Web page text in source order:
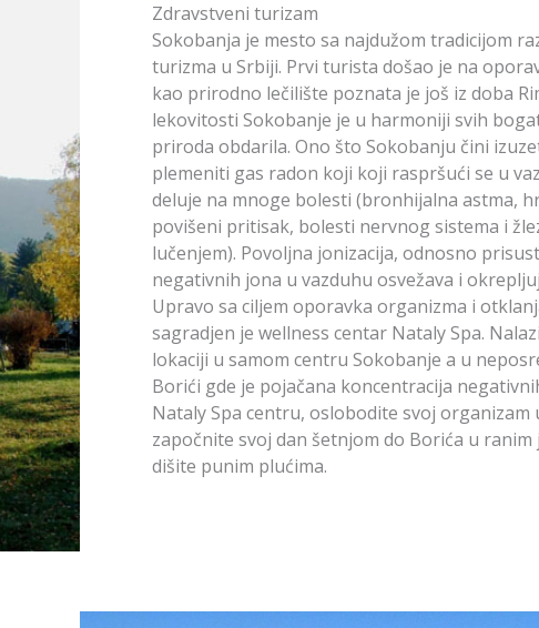
Zdravstveni turizam
Sokobanja je mesto sa najdužom tradicijom
turizma u Srbiji. Prvi turista došao je na
kao prirodno lečilište poznata je još iz doba
lekovitosti Sokobanje je u harmoniji svih
priroda obdarila. Ono što Sokobanju čini
plemeniti gas radon koji koji raspršući se u
deluje na mnoge bolesti (bronhijalna astma,
povišeni pritisak, bolesti nervnog sistema i
lučenjem). Povoljna jonizacija, odnosno
negativnih jona u vazduhu osvežava i
Upravo sa ciljem oporavka organizma i
sagradjen je wellness centar Nataly Spa.
lokaciji u samom centru Sokobanje a u
Borići gde je pojačana koncentracija
Nataly Spa centru, oslobodite svoj organizam
započnite svoj dan šetnjom do Borića u
dišite punim plućima.